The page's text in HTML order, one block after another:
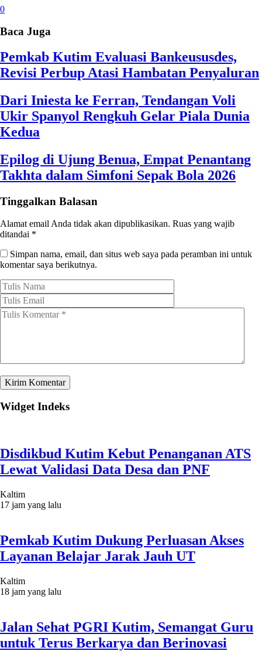
0
Baca Juga
Pemkab Kutim Evaluasi Bankeususdes,
Revisi Perbup Atasi Hambatan Penyaluran
Dari Iniesta ke Ferran, Tendangan Voli
Ukir Spanyol Rengkuh Gelar Piala Dunia
Kedua
Epilog di Ujung Benua, Empat Penantang
Takhta dalam Simfoni Sepak Bola 2026
Tinggalkan Balasan
Alamat email Anda tidak akan dipublikasikan. Ruas yang wajib
ditandai *
Simpan nama, email, dan situs web saya pada peramban ini untuk
komentar saya berikutnya.
Widget Indeks
Disdikbud Kutim Kebut Penanganan ATS
Lewat Validasi Data Desa dan PNF
Kaltim
17 jam yang lalu
Pemkab Kutim Dukung Perluasan Akses
Layanan Belajar Jarak Jauh UT
Kaltim
18 jam yang lalu
Jalan Sehat PGRI Kutim, Semangat Guru
untuk Terus Berkarya dan Berinovasi